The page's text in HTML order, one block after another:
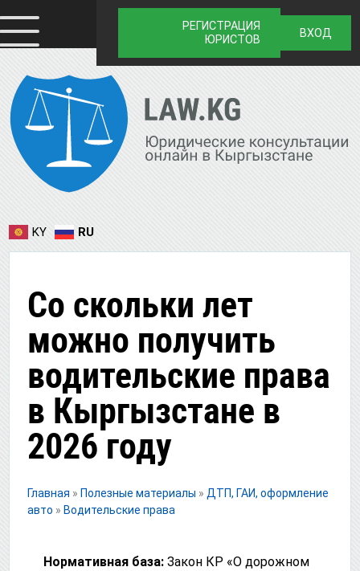
РЕГИСТРАЦИЯ
ЮРИСТОВ
ВХОД
KY RU
Со скольки лет
можно получить
водительские права
в Кыргызстане в
2026 году
Главная » Полезные материалы » ДТП, ГАИ, оформление
авто » Водительские права
Нормативная база: Закон КР «О дорожном